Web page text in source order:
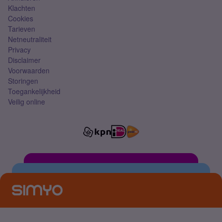
Klachten
Cookies
Tarieven
Netneutraliteit
Privacy
Disclaimer
Voorwaarden
Storingen
Toegankelijkheid
Veilig online